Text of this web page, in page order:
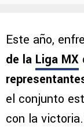
Este año,
de la Liga MX
el conjunto
con la victoria.